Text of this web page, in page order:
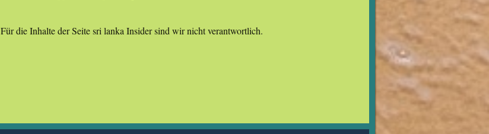
Für die Inhalte der Seite sri lanka Insider sind wir nicht verantwortlich.